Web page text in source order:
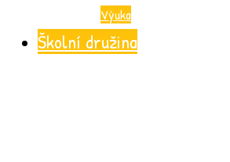
Výuka
Školní družina